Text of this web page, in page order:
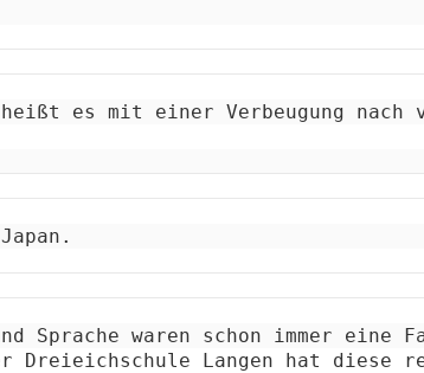
es mit einer Verbeugung nach
Sprache waren schon immer
Dreieichschule Langen hat diese